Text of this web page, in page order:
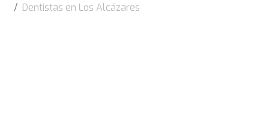
Dentistas en Los Alcázares